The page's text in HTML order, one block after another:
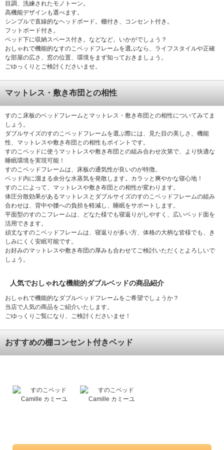
目調、洗練されたモノトーン。
高機能デザインも選べます。
シンプルで直線的なヘッドボード。棚付き、コンセント付き。
フットボード付き。
ベッド下に収納スペース付き。などなど。いかがでしょう？
おしゃれで機能的なすのこベッドフレームを選ぶなら、ライフスタイルや正確
な部屋の広さ、窓の位置、環境をまず知っておきましょう。
ごゆっくりとご検討くださいませ。
マットレス・敷き布団との相性
すのこ床板のベッドフレームとマットレス・敷き布団との相性についてみてま
しょう。
ダブルサイズのすのこベッドフレームを選ぶ際には、見た目の美しさ、機能
性、マットレスや敷き布団との相性もポイントです。
すのこベッドに使うマットレスや敷き布団との組み合わせ次第で、より快適な
睡眠環境を実現可能！
すのこベッドフレームは、床板の通気性が良いのが特徴。
ベッド内に溜まる余分な水蒸気を発散します。カラッと爽やかな寝心地！
すのこによって、マットレスや敷き布団との相性が変わります。
体圧分散効果があるマットレスとダブルサイズのすのこベッドフレームの組み
合わせは、背中や腰への負担を軽減し、睡眠をサポートします。
平面型のすのこフレームは、どなた様でも寝返りがしやすく、広いベッド面を
活用できます。
頑丈なすのこベッドフレームは、寝返りが多い方、体格の大柄な皆様でも、き
しみにくく安眠可能です。
お好みのマットレスや敷き布団の厚みも合わせてご検討いただくとよろしいで
しょう。
人気でおしゃれな機能的ダブルベッドの商品紹介
おしゃれで機能的なダブルベッドフレームをご希望でしょうか？
当店で人気の商品をご紹介いたします。
ごゆっくりご覧になり、ご検討くださいませ！
おすすめの棚コンセント付きベッド